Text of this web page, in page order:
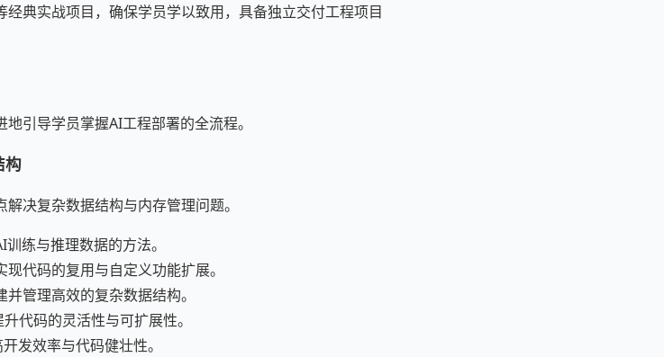
经典实战项目，确保学员学以致用，具备独立交付工程项目
引导学员掌握AI工程部署的全流程。
构
决复杂数据结构与内存管理问题。
练与推理数据的方法。
代码的复用与自定义功能扩展。
管理高效的复杂数据结构。
代码的灵活性与可扩展性。
发效率与代码健壮性。